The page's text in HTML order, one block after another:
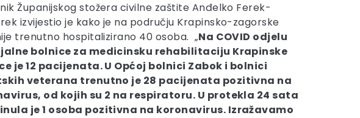
Županijskog stožera civilne zaštite Anđelko Ferek-
izvijestio je kako je na području Krapinsko-zagorske
trenutno hospitalizirano 40 osoba. „Na COVID odjelu
bolnice za medicinsku rehabilitaciju Krapinske
je 12 pacijenata. U Općoj bolnici Zabok i bolnici
veterana trenutno je 28 pacijenata pozitivna na
od kojih su 2 na respiratoru. U protekla 24 sata
je 1 osoba pozitivna na koronavirus. Izražavamo